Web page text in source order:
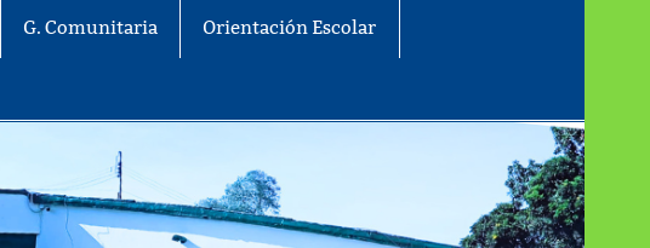
G. Comunitaria Orientación Escolar